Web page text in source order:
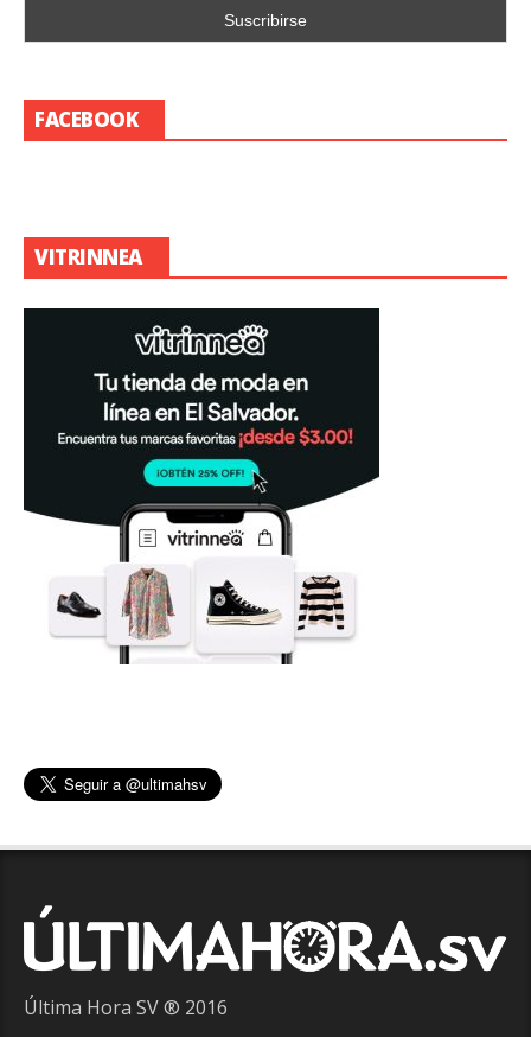
FACEBOOK
VITRINNEA
Última Hora SV ® 2016